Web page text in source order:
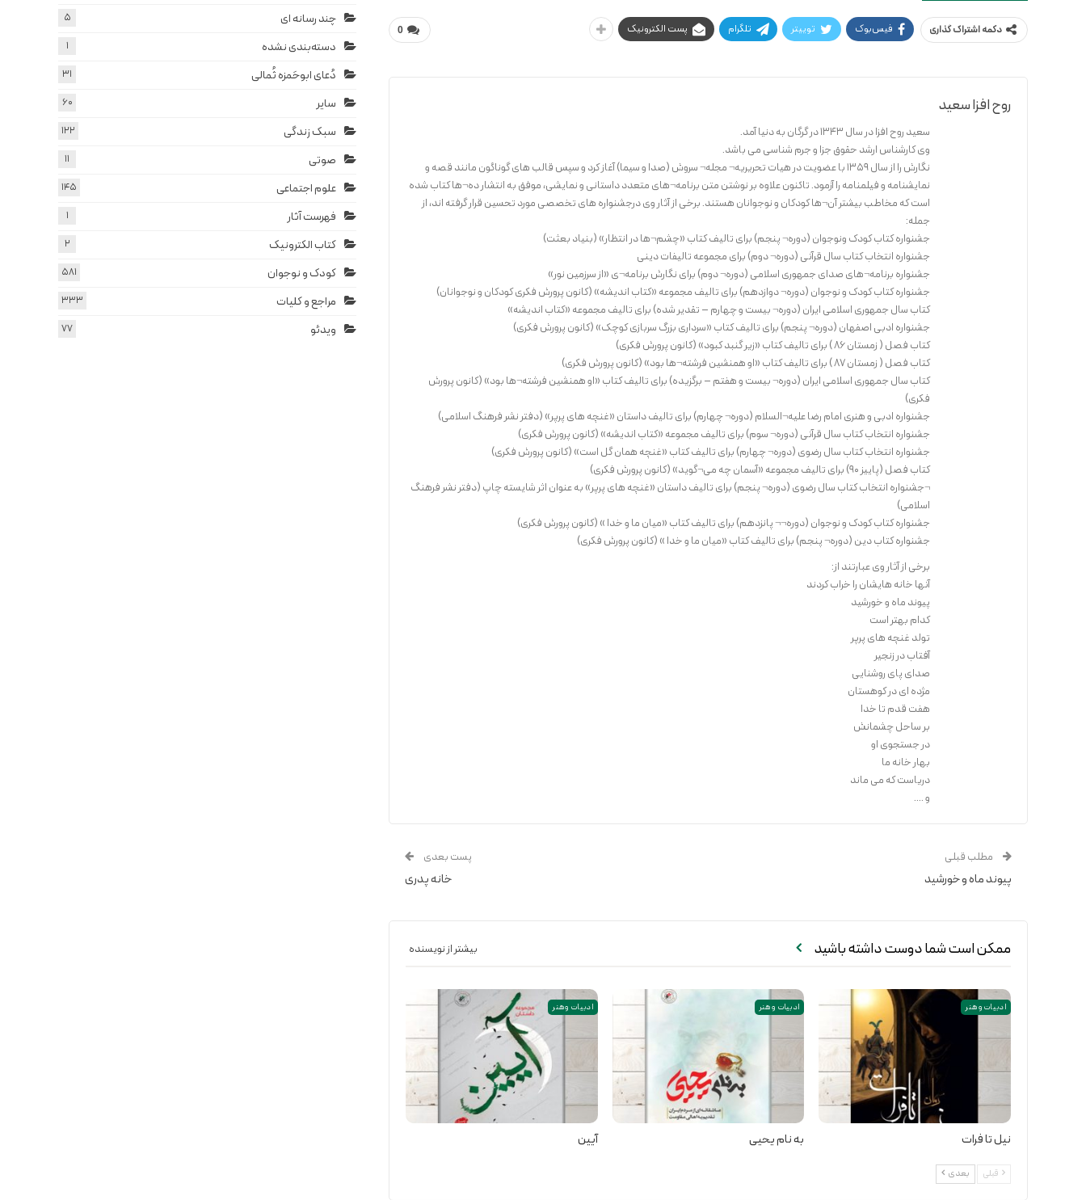
0 دکمه اشتراک گذاری فیس‌بوک توییتر تلگرام پست الکترونیک
روح افزا سعید
سعید روح افزا در سال 1343 در گرگان به دنیا آمد.
وی کارشناس ارشد حقوق جزا و جرم شناسی می باشد.
نگارش را از سال 1359 با عضویت در هیات تحریریه¬ مجله¬ سروش (صدا و سیما) آغاز کرد و سپس قالب های گوناگون مانند قصه و
نمایشنامه و فیلمنامه را آزمود. تاکنون علاوه بر نوشتن متن برنامه¬های متعدد داستانی و نمایشی، موفق به انتشار ده¬ها کتاب شده
است که مخاطب بیشتر آن¬ها کودکان و نوجوانان هستند. برخی از آثار وی درجشنواره های تخصصی مورد تحسین قرار گرفته اند، از
جمله:
جشنواره کتاب کودک ونوجوان (دوره¬ پنجم) برای تالیف کتاب «چشم¬ها در انتظار» (بنیاد بعثت)
جشنواره انتخاب کتاب سال قرآنی (دوره¬ دوم) برای مجموعه تالیفات دینی
جشنواره برنامه¬های صدای جمهوری اسلامی (دوره¬ دوم) برای نگارش برنامه¬ی «از سرزمین نور»
جشنواره کتاب کودک و نوجوان (دوره¬ دوازدهم) برای تالیف مجموعه «کتاب اندیشه» (کانون پرورش فکری کودکان و نوجوانان)
کتاب سال جمهوری اسلامی ایران (دوره¬ بیست و چهارم – تقدیر شده) برای تالیف مجموعه «کتاب اندیشه»
جشنواره ادبی اصفهان (دوره¬ پنجم) برای تالیف کتاب «سرداری بزرگ سربازی کوچک» (کانون پرورش فکری)
کتاب فصل ( زمستان 86 ) برای تالیف کتاب «زیر گنبد کبود» (کانون پرورش فکری)
کتاب فصل ( زمستان 87 ) برای تالیف کتاب «او همنشین فرشته¬ها بود» (کانون پرورش فکری)
کتاب سال جمهوری اسلامی ایران (دوره¬ بیست و هفتم – برگزیده) برای تالیف کتاب «او همنشین فرشته¬ها بود» (کانون پرورش
فکری)
جشنواره ادبی و هنری امام رضا علیه¬السلام (دوره¬ چهارم) برای تالیف داستان «غنچه های پرپر» (دفتر نشر فرهنگ اسلامی)
جشنواره انتخاب کتاب سال قرآنی (دوره¬ سوم) برای تالیف مجموعه «کتاب اندیشه» (کانون پرورش فکری)
جشنواره انتخاب کتاب سال رضوی (دوره¬ چهارم) برای تالیف کتاب «غنچه همان گل است» (کانون پرورش فکری)
کتاب فصل (پاییز 90) برای تالیف مجموعه «آسمان چه می¬گوید» (کانون پرورش فکری)
¬جشنواره انتخاب کتاب سال رضوی (دوره¬ پنجم) برای تالیف داستان «غنچه های پرپر» به عنوان اثر شایسته چاپ (دفتر نشر فرهنگ
اسلامی)
جشنواره کتاب کودک و نوجوان (دوره¬¬ پانزدهم) برای تالیف کتاب «میان ما و خدا » (کانون پرورش فکری)
جشنواره کتاب دین (دوره¬ پنجم) برای تالیف کتاب «میان ما و خدا » (کانون پرورش فکری)
برخی از آثار وی عبارتند از:
آنها خانه هایشان را خراب کردند
پیوند ماه و خورشید
کدام بهتر است
تولد غنچه های پرپر
آفتاب در زنجیر
صدای پای روشنایی
مژده ای در کوهستان
هفت قدم تا خدا
بر ساحل چشمانش
در جستجوی او
بهار خانه ما
دریاست که می ماند
و ....
مطلب قبلی
پیوند ماه و خورشید
پست بعدی
خانه پدری
ممکن است شما دوست داشته باشید بیشتر از نویسنده
ادبیات و هنر
نیل تا فرات
ادبیات و هنر
به نام یحیی
ادبیات و هنر
آیین
قبلی بعدی
چند رسانه ای 5
دسته‌بندی نشده 1
دُعای ابوحَمزه ثُمالی 31
سایر 60
سبک زندگی 122
صوتی 11
علوم اجتماعی 145
فهرست آثار 1
کتاب الکترونیک 2
کودک و نوجوان 581
مراجع و کلیات 333
ویدئو 77